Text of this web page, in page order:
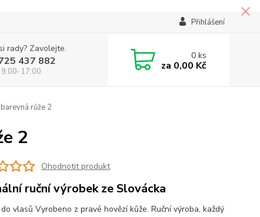
Přihlášení
rady? Zavolejte.
437 882
9:00-17:00
0ks
za 0,00 Kč
růže 2
2
Ohodnotit produkt
ruční výrobek ze Slovácka
vlasů Vyrobeno z pravé hovězí kůže. Ruční výroba, každý